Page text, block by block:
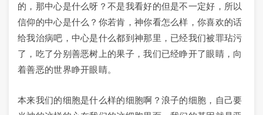
的，那中心是什么呀？不是我看好的但是不一定好，所以
信仰的中心是什么？你若肯，神你看怎么样，你喜欢的话
给我治病吧，中心是什么都到神那里，已经我们被罪玷污
了，吃了分别善恶树上的果子，我们已经睁开了眼睛，向
着善恶的世界睁开眼睛。
本来我们的细胞是什么样的细胞啊？浪子的细胞，自己要